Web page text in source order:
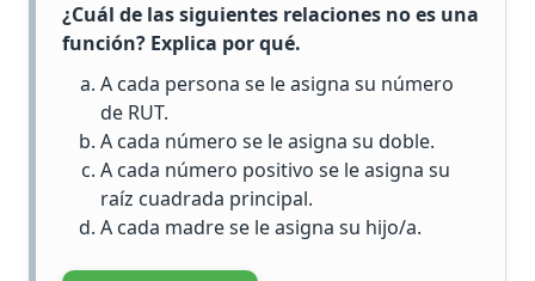
¿Cuál de las siguientes relaciones noes una
función? Explica por qué.
A cada persona se le asigna su número
de RUT.
A cada número se le asigna su doble.
A cada número positivo se le asigna su
raíz cuadrada principal.
A cada madre se le asigna su hijo/a.